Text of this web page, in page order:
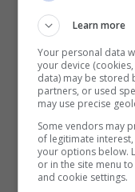
ogni aspetto.
esiste quella
commissione
avrà il
deiclube dei
test rivolti a
Learn more
Your personal data
your device
data) may be stored
partners, or used
may use precise
Some vendors may
of legitimate
your options below.
or in the site menu
and cookie settings.